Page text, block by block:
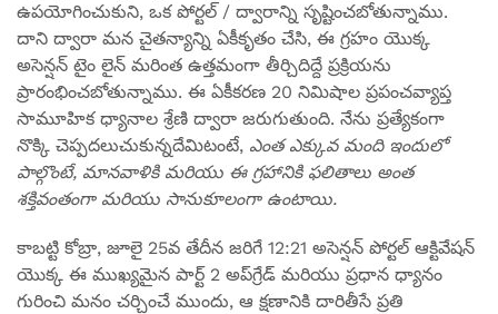
ఉపయోగించుకుని, ఒక పోర్టల్ / ద్వారాన్ని సృష్టించబోతున్నాము.
దాని ద్వారా మన చైతన్యాన్ని ఏకీకృతం చేసి, ఈ గ్రహం యొక్క
అసెన్షన్ టైం లైన్ మరింత ఉత్తమంగా తీర్చిదిద్దే ప్రక్రియను
ప్రారంభించబోతున్నాము. ఈ ఏకీకరణ 20 నిమిషాల ప్రపంచవ్యాప్త
సామూహిక ధ్యానాల శ్రేణి ద్వారా జరుగుతుంది. నేను ప్రత్యేకంగా
నొక్కి చెప్పదలుచుకున్నదేమిటంటే, ఎంత ఎక్కువ మంది ఇందులో
పాల్గొంటే, మానవాళికి మరియు ఈ గ్రహానికి ఫలితాలు అంత
శక్తివంతంగా మరియు సానుకూలంగా ఉంటాయి.
కాబట్టి కోబ్రా, జూలై 25వ తేదీన జరిగే 12:21 అసెన్షన్ పోర్టల్ ఆక్టివేషన్
యొక్క ఈ ముఖ్యమైన పార్ట్ 2 అప్‌గ్రేడ్ మరియు ప్రధాన ధ్యానం
గురించి మనం చర్చించే ముందు, ఆ క్షణానికి దారితీసే ప్రతి